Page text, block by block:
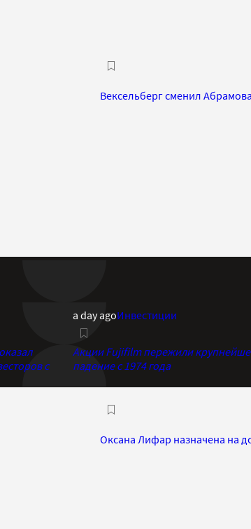
Вексельберг сменил
с
a day agoИнвестиции
Акции Fujifilm пережили
падение с 1974 года
Оксана Лифар назначена на